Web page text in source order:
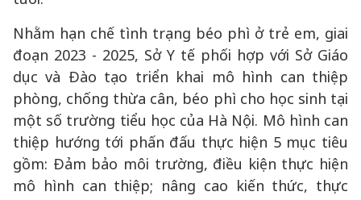
Nhằm hạn chế tình trạng béo phì ở trẻ em, giai
đoạn 2023 - 2025, Sở Y tế phối hợp với Sở Giáo
dục và Đào tạo triển khai mô hình can thiệp
phòng, chống thừa cân, béo phì cho học sinh tại
một số trường tiểu học của Hà Nội. Mô hình can
thiệp hướng tới phấn đấu thực hiện 5 mục tiêu
gồm: Đảm bảo môi trường, điều kiện thực hiện
mô hình can thiệp; nâng cao kiến thức, thực